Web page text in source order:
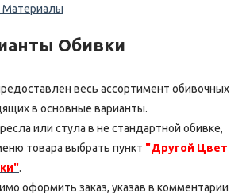
Материалы
Обивки
весь ассортимент обивочных
в основные варианты.
или стула в не стандартной обивке,
товара выбрать пункт "Другой Цвет
.
оформить заказ, указав в комментарии